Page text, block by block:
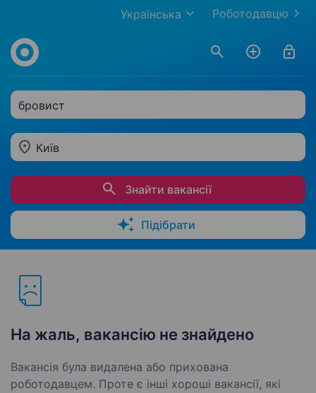
Роботодавцю
Українська
бровист
Київ
Знайти вакансії
Підібрати
На жаль, вакансію не знайдено
Вакансія була видалена або прихована
роботодавцем. Проте є інші хороші вакансії, які